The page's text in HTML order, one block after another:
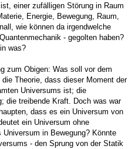
einer zufälligen Störung in Raum
Energie, Bewegung, Raum,
wie können da irgendwelche
- gegolten haben?
was?
zum Obigen: Was soll vor dem
Theorie, dass dieser Moment der
Universums ist; die
die treibende Kraft. Doch was war
dass es ein Universum von
ein Universum ohne
in Bewegung? Könnte
- den Sprung von der Statik